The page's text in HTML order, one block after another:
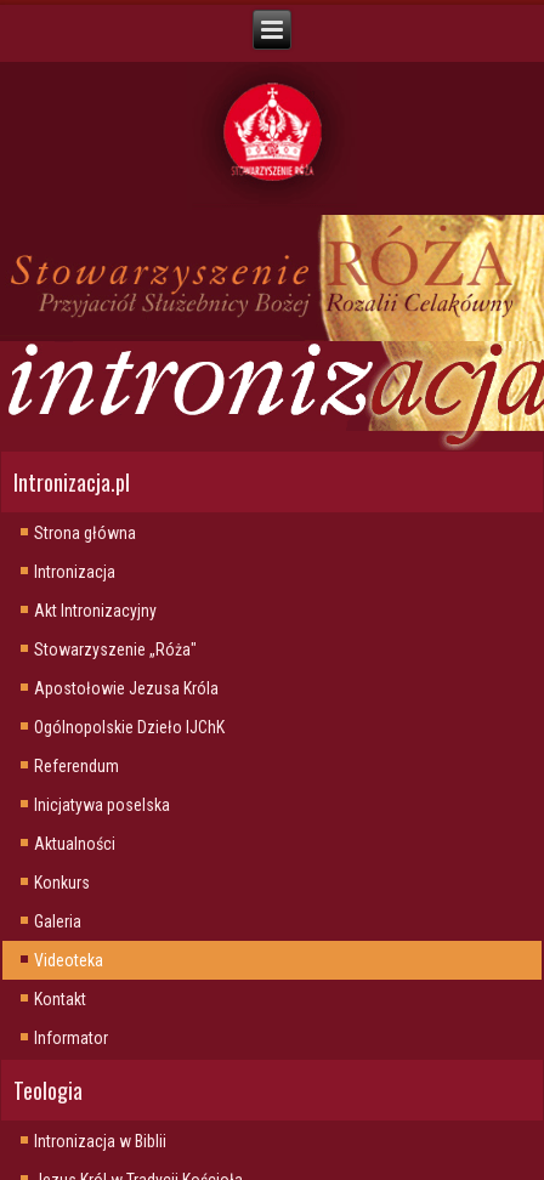
Intronizacja.pl
Strona główna
Intronizacja
Akt Intronizacyjny
Stowarzyszenie „Róża"
Apostołowie Jezusa Króla
Ogólnopolskie Dzieło IJChK
Referendum
Inicjatywa poselska
Aktualności
Konkurs
Galeria
Videoteka
Kontakt
Informator
Teologia
Intronizacja w Biblii